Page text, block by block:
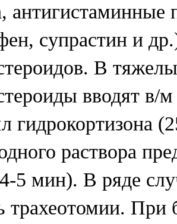
супрастин и
В
вводят
гидрокортизона
раствора
5 мин). В ряде
трахеотомии. При